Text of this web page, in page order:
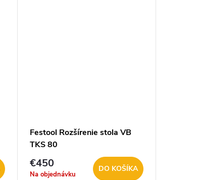
Festool Rozšírenie stola VB
TKS 80
€450
Na objednávku
DO KOŠÍKA